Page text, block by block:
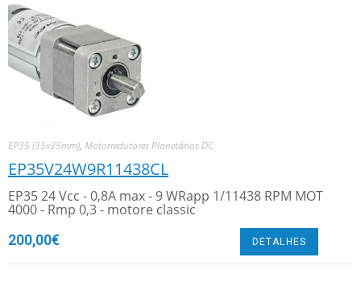
EP35 (35x35mm), Motorredutores Planetários DC
EP35V24W9R11438CL
EP35 24 Vcc - 0,8A max - 9 WRapp 1/11438 RPM MOT
4000 - Rmp 0,3 - motore classic
200,00€ DETALHES